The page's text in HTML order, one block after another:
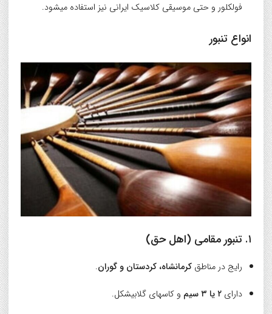
فولکلور و حتی موسیقی کلاسیک ایرانی نیز استفاده میشود.
انواع تنبور
۱. تنبور مقامی (اهل حق)
رایج در مناطق کرمانشاه، کردستان و گوران.
دارای ۲ یا ۳ سیم
و کاسهای گلابیشکل.